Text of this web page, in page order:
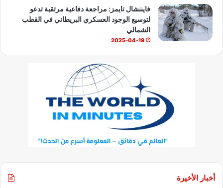
فايننشال تايمز: مراجعة دفاعية مرتقبة تدعو
لتوسيع الوجود العسكري البريطاني في القطب
الشمالي
2025-04-19
أخبار الأخيرة